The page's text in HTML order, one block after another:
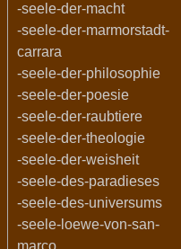
-seele-der-macht
-seele-der-marmorstadt-
carrara
-seele-der-philosophie
-seele-der-poesie
-seele-der-raubtiere
-seele-der-theologie
-seele-der-weisheit
-seele-des-paradieses
-seele-des-universums
-seele-loewe-von-san-